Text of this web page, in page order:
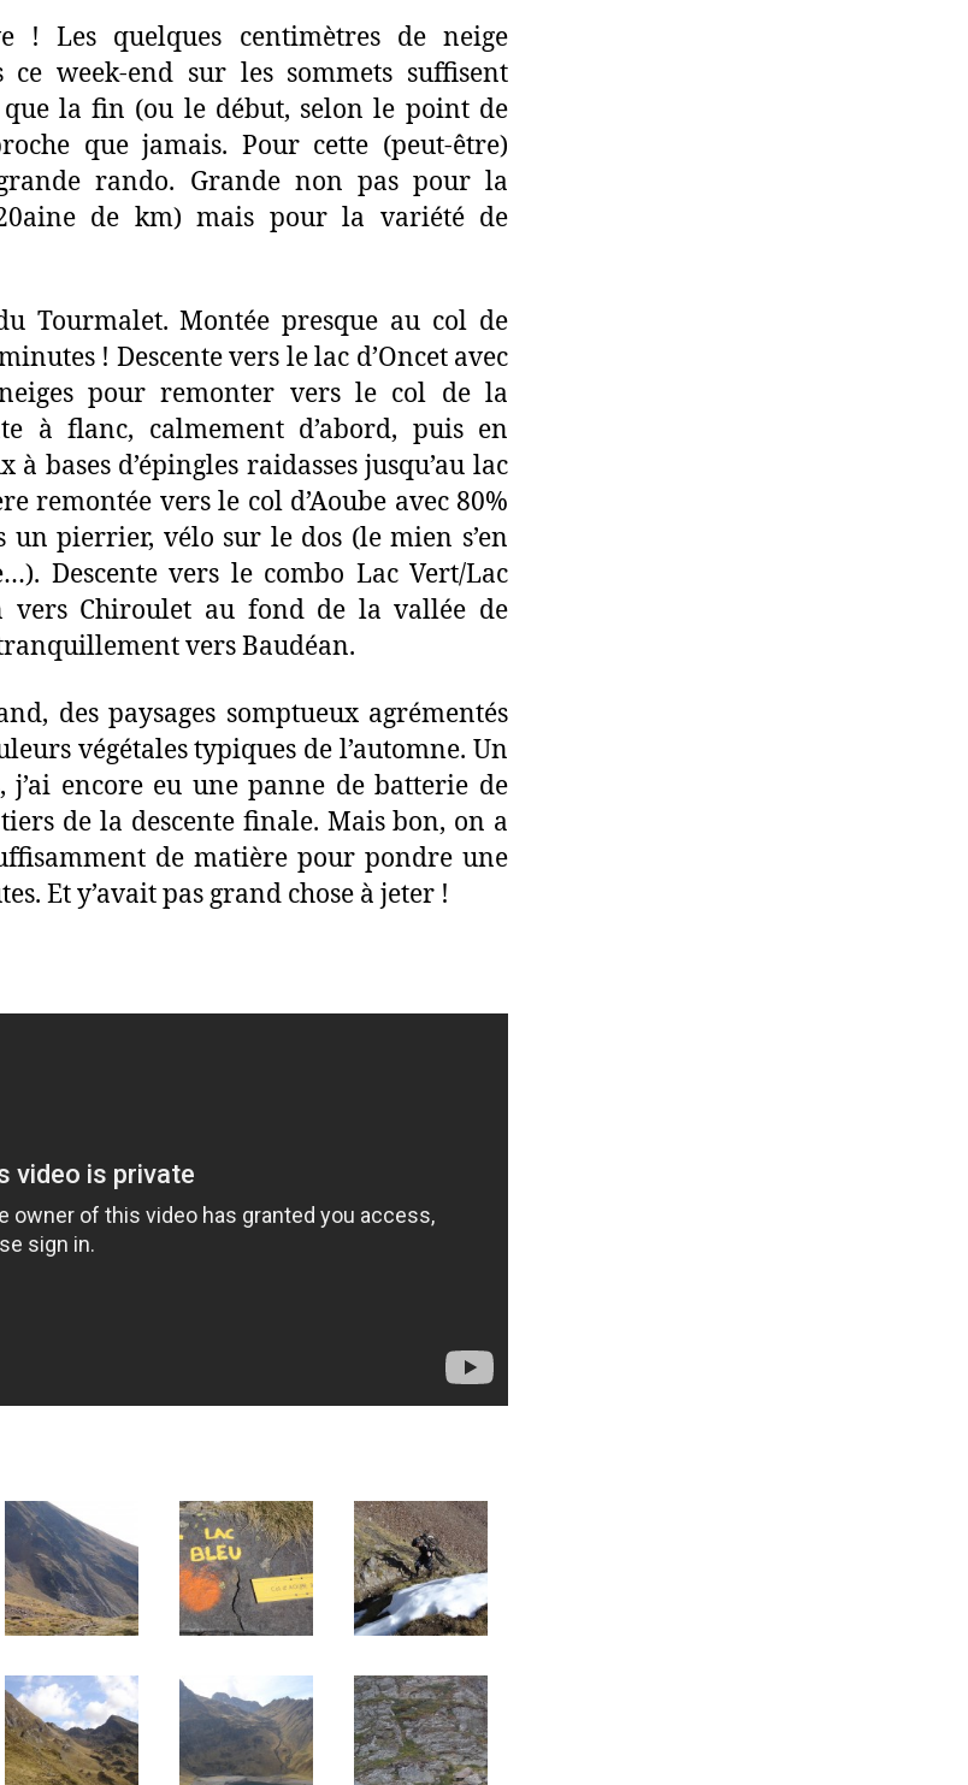
! Les quelques centimètres de neige
ce week-end sur les sommets suffisent
la fin (ou le début, selon le point de
que jamais. Pour cette (peut-être)
rando. Grande non pas pour la
de km) mais pour la variété de
Tourmalet. Montée presque au col de
! Descente vers le lac d’Oncet avec
pour remonter vers le col de la
à flanc, calmement d’abord, puis en
bases d’épingles raidasses jusqu’au lac
remontée vers le col d’Aoube avec 80%
un pierrier, vélo sur le dos (le mien s’en
Descente vers le combo Lac Vert/Lac
vers Chiroulet au fond de la vallée de
vers Baudéan.
des paysages somptueux agrémentés
végétales typiques de l’automne. Un
j’ai encore eu une panne de batterie de
de la descente finale. Mais bon, on a
de matière pour pondre une
Et y’avait pas grand chose à jeter !